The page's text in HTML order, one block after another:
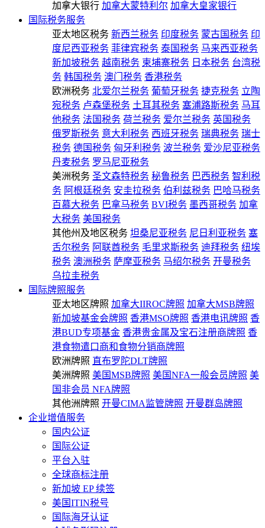
加拿大银行 加拿大蒙特利尔 加拿大皇家银行
国际税务服务
亚太地区税务 新西兰税务 印度税务 蒙古国税务 印
度尼西亚税务 菲律宾税务 泰国税务 马来西亚税务
新加坡税务 越南税务 柬埔寨税务 日本税务 台湾税
务 韩国税务 澳门税务 香港税务
欧洲税务 北爱尔兰税务 葡萄牙税务 捷克税务 立陶
宛税务 卢森堡税务 土耳其税务 塞浦路斯税务 马耳
他税务 法国税务 荷兰税务 爱尔兰税务 英国税务
俄罗斯税务 意大利税务 西班牙税务 瑞典税务 瑞士
税务 德国税务 匈牙利税务 波兰税务 爱沙尼亚税务
丹麦税务 罗马尼亚税务
美洲税务 圣文森特税务 秘鲁税务 巴西税务 智利税
务 阿根廷税务 安圭拉税务 伯利兹税务 巴哈马税务
百慕大税务 巴拿马税务 BVI税务 墨西哥税务 加拿
大税务 美国税务
其他州及地区税务 坦桑尼亚税务 尼日利亚税务 塞
舌尔税务 阿联酋税务 毛里求斯税务 迪拜税务 纽埃
税务 澳洲税务 萨摩亚税务 马绍尔税务 开曼税务
乌拉圭税务
国际牌照服务
亚太地区牌照 加拿大IIROC牌照 加拿大MSB牌照
新加坡基金会牌照 香港MSO牌照 香港电讯牌照 香
港BUD专项基金 香港贵金属及宝石注册商牌照 香
港食物遣口商和食物分销商牌照
欧洲牌照 直布罗陀DLT牌照
美洲牌照 美国MSB牌照 美国NFA一般会员牌照 美
国非会员 NFA牌照
其他洲牌照 开曼CIMA监管牌照 开曼群岛牌照
企业增值服务
国内公证
国际公证
平台入驻
全球商标注册
新加坡 EP 续签
美国ITIN税号
国际海牙认证